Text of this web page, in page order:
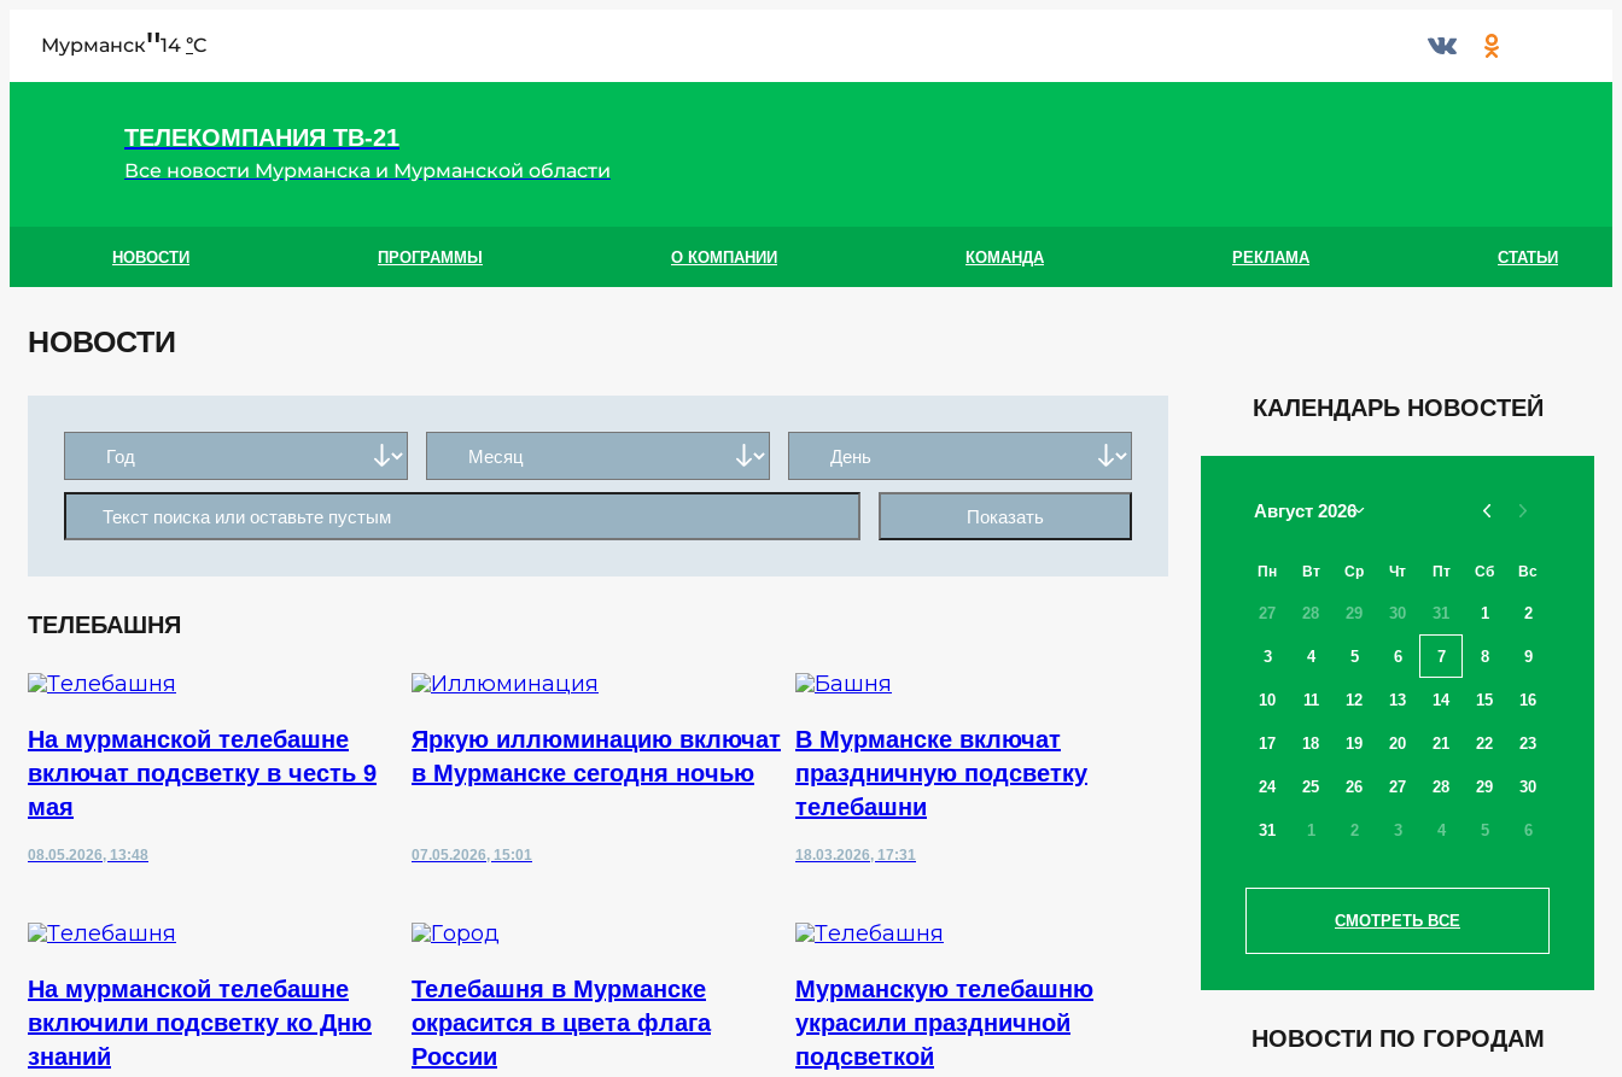
Мурманск"14 °C
ТЕЛЕКОМПАНИЯ ТВ-21
Все новости Мурманска и Мурманской области
НОВОСТИ ПРОГРАММЫ О КОМПАНИИ КОМАНДА РЕКЛАМА СТАТЬИ
НОВОСТИ
Показать
ТЕЛЕБАШНЯ
На мурманской телебашне
включат подсветку в честь 9
мая
08.05.2026, 13:48
Яркую иллюминацию включат
в Мурманске сегодня ночью
07.05.2026, 15:01
В Мурманске включат
праздничную подсветку
телебашни
18.03.2026, 17:31
На мурманской телебашне
включили подсветку ко Дню
знаний
Телебашня в Мурманске
окрасится в цвета флага
России
Мурманскую телебашню
украсили праздничной
подсветкой
КАЛЕНДАРЬ НОВОСТЕЙ
Август 2026
Пн Вт Ср Чт Пт Сб Вс
27 28 29 30 31 1 2
3 4 5 6 7 8 9
10 11 12 13 14 15 16
17 18 19 20 21 22 23
24 25 26 27 28 29 30
31 1 2 3 4 5 6
СМОТРЕТЬ ВСЕ
НОВОСТИ ПО ГОРОДАМ